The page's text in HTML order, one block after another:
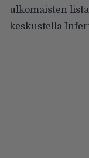
ulkomaisten lista
keskustella